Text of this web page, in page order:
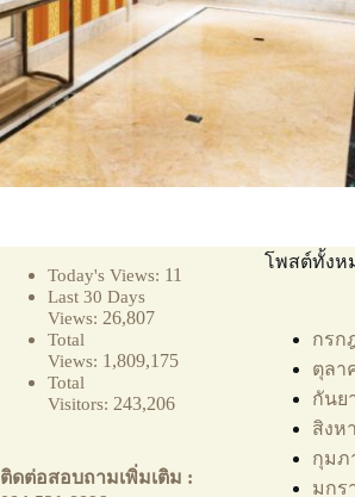
Today's Views: 11
Last 30 Days
Views: 26,807
Total
Views: 1,809,175
Total
Visitors: 243,206
ติดต่อสอบถามเพิ่มเติม :
โพสต์ทั้งห
กรก
ตุลา
กันย
สิงห
กุมภ
มกร